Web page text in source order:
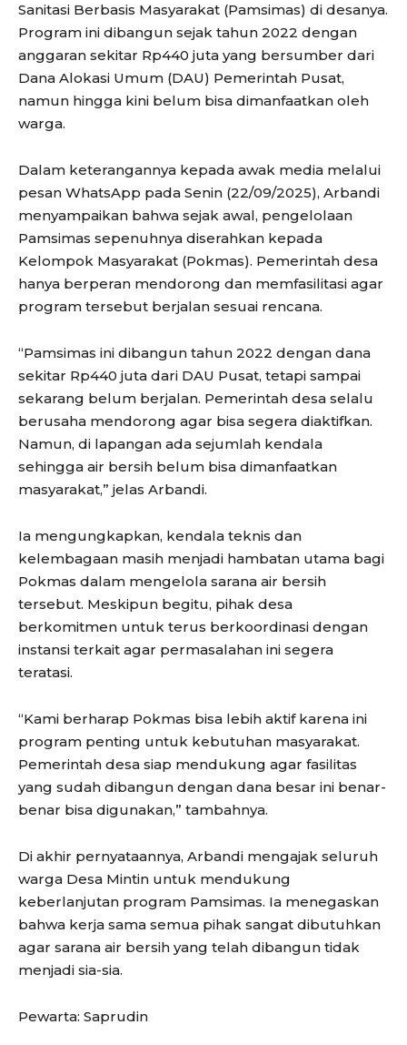
Sanitasi Berbasis Masyarakat (Pamsimas) di desanya.
Program ini dibangun sejak tahun 2022 dengan
anggaran sekitar Rp440 juta yang bersumber dari
Dana Alokasi Umum (DAU) Pemerintah Pusat,
namun hingga kini belum bisa dimanfaatkan oleh
warga.
Dalam keterangannya kepada awak media melalui
pesan WhatsApp pada Senin (22/09/2025), Arbandi
menyampaikan bahwa sejak awal, pengelolaan
Pamsimas sepenuhnya diserahkan kepada
Kelompok Masyarakat (Pokmas). Pemerintah desa
hanya berperan mendorong dan memfasilitasi agar
program tersebut berjalan sesuai rencana.
“Pamsimas ini dibangun tahun 2022 dengan dana
sekitar Rp440 juta dari DAU Pusat, tetapi sampai
sekarang belum berjalan. Pemerintah desa selalu
berusaha mendorong agar bisa segera diaktifkan.
Namun, di lapangan ada sejumlah kendala
sehingga air bersih belum bisa dimanfaatkan
masyarakat,” jelas Arbandi.
Ia mengungkapkan, kendala teknis dan
kelembagaan masih menjadi hambatan utama bagi
Pokmas dalam mengelola sarana air bersih
tersebut. Meskipun begitu, pihak desa
berkomitmen untuk terus berkoordinasi dengan
instansi terkait agar permasalahan ini segera
teratasi.
“Kami berharap Pokmas bisa lebih aktif karena ini
program penting untuk kebutuhan masyarakat.
Pemerintah desa siap mendukung agar fasilitas
yang sudah dibangun dengan dana besar ini benar-
benar bisa digunakan,” tambahnya.
Di akhir pernyataannya, Arbandi mengajak seluruh
warga Desa Mintin untuk mendukung
keberlanjutan program Pamsimas. Ia menegaskan
bahwa kerja sama semua pihak sangat dibutuhkan
agar sarana air bersih yang telah dibangun tidak
menjadi sia-sia.
Pewarta: Saprudin